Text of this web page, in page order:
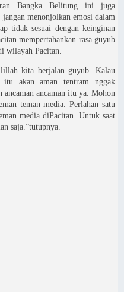
Bangka Belitung ini juga
jangan menonjolkan emosi dalam
tidak sesuai dengan keinginan
mempertahankan rasa guyub
wilayah Pacitan.
kita berjalan guyub. Kalau
akan aman tentram nggak
ancaman itu ya. Mohon
teman media. Perlahan satu
media diPacitan. Untuk saat
saja.”tutupnya.